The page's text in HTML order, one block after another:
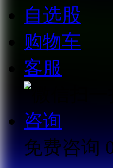
自选股
购物车
客服
咨询
免费咨询